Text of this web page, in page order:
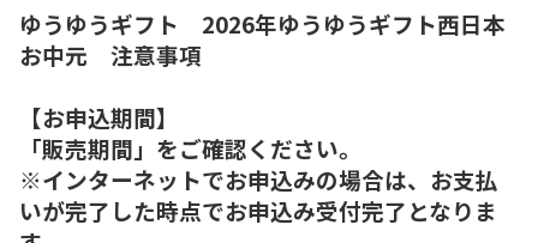
ゆうゆうギフト 2026年ゆうゆうギフト西日本
お中元 注意事項
【お申込期間】
「販売期間」をご確認ください。
※インターネットでお申込みの場合は、お支払
いが完了した時点でお申込み受付完了となりま